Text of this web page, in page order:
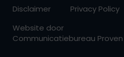
Disclaimer
Privacy Policy
Website door
Communicatiebureau